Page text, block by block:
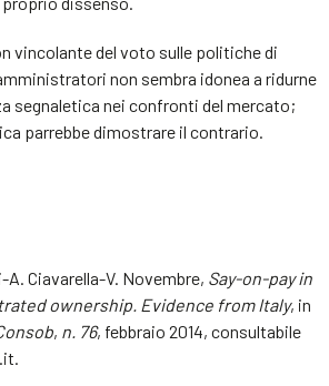
vincolante del voto sulle politiche di
non sembra idonea a ridurne
segnaletica nei confronti del mercato;
parrebbe dimostrare il contrario.
A. Ciavarella-V. Novembre, Say-on-pay in
ownership. Evidence fromItaly, in
, n. 76, febbraio 2014, consultabile